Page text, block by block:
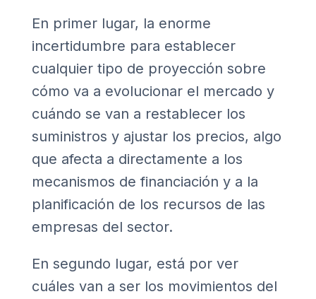
En primer lugar, la enorme
incertidumbre para establecer
cualquier tipo de proyección sobre
cómo va a evolucionar el mercado y
cuándo se van a restablecer los
suministros y ajustar los precios, algo
que afecta a directamente a los
mecanismos de financiación y a la
planificación de los recursos de las
empresas del sector.
En segundo lugar, está por ver
cuáles van a ser los movimientos del